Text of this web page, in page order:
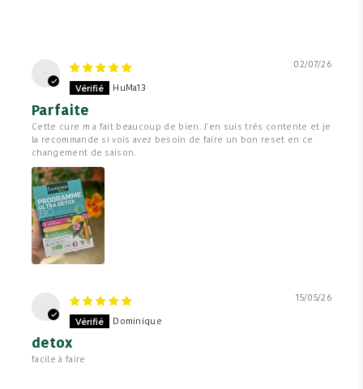
02/07/26
HuMa13
Parfaite
Cette cure m a fait beaucoup de bien. J'en suis trés contente et je
la recommande si vois avez besoin de faire un bon reset en ce
changement de saison.
15/05/26
Dominique
detox
facile à faire